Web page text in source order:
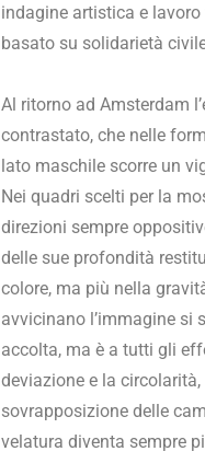
indagine artistica e
basato su solidarietà
Al ritorno ad Amsterdam
contrastato, che nelle
lato maschile scorre un
Nei quadri scelti per la
direzioni sempre
delle sue profondità
colore, ma più nella
avvicinano l’immagine si
accolta, ma è a tutti gli
deviazione e la
sovrapposizione delle
velatura diventa sempre